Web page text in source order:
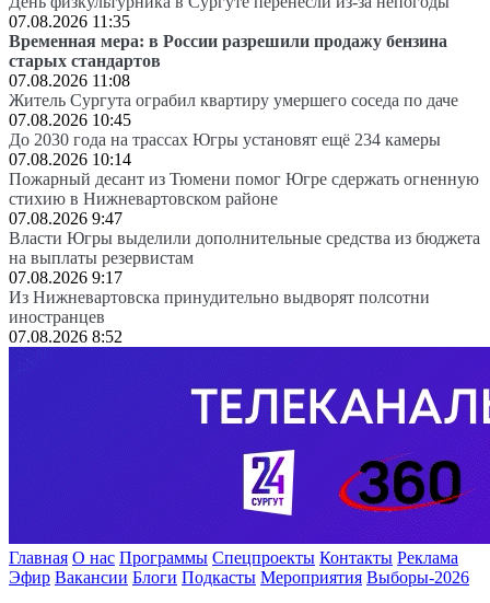
07.08.2026 11:35
Временная мера: в России разрешили продажу бензина
старых стандартов
07.08.2026 11:08
Житель Сургута ограбил квартиру умершего соседа по даче
07.08.2026 10:45
До 2030 года на трассах Югры установят ещё 234 камеры
07.08.2026 10:14
Пожарный десант из Тюмени помог Югре сдержать огненную
стихию в Нижневартовском районе
07.08.2026 9:47
Власти Югры выделили дополнительные средства из бюджета
на выплаты резервистам
07.08.2026 9:17
Из Нижневартовска принудительно выдворят полсотни
иностранцев
07.08.2026 8:52
Главная О нас Программы Спецпроекты Контакты Реклама
Эфир Вакансии Блоги Подкасты Мероприятия Выборы-2026